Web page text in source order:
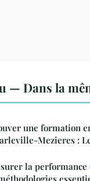
— Dans la
une formation
Mezieres :
la